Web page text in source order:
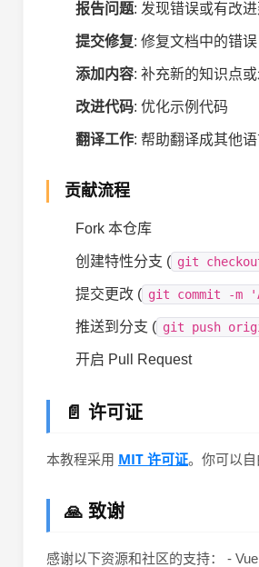
报告问题: 发现错误或有改
提交修复: 修复文档中的错误
添加内容: 补充新的知识点或
改进代码: 优化示例代码
翻译工作: 帮助翻译成其他
贡献流程
Fork 本仓库
创建特性分支 ( git
提交更改 ( git commit -m
推送到分支 ( git push
开启 Pull Request
📄 许可证
本教程采用 MIT 许可证。你可以
🙏 致谢
感谢以下资源和社区的支持： -